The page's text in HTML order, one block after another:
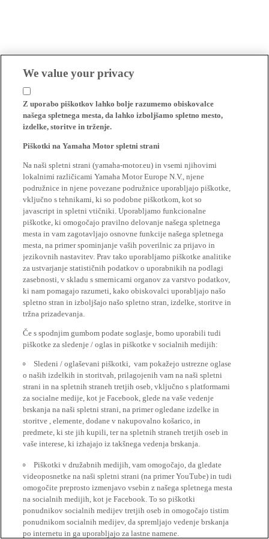
We value your privacy
Z uporabo piškotkov lahko bolje razumemo obiskovalce
našega spletnega mesta, da lahko izboljšamo spletno mesto,
izdelke, storitve in trženje.
Piškotki na Yamaha Motor spletni strani
Na naši spletni strani (yamaha-motor.eu) in vsemi njihovimi
lokalnimi različicami Yamaha Motor Europe N.V., njene
podružnice in njene povezane podružnice uporabljajo piškotke,
vključno s tehnikami, ki so podobne piškotkom, kot so
javascript in spletni vtičniki. Uporabljamo funkcionalne
piškotke, ki omogočajo pravilno delovanje našega spletnega
mesta in vam zagotavljajo osnovne funkcije našega spletnega
mesta, na primer spominjanje vaših poverilnic za prijavo in
jezikovnih nastavitev. Prav tako uporabljamo piškotke analitike
za ustvarjanje statističnih podatkov o uporabnikih na podlagi
zasebnosti, v skladu s smernicami organov za varstvo podatkov,
ki nam pomagajo razumeti, kako obiskovalci uporabljajo našo
spletno stran in izboljšajo našo spletno stran, izdelke, storitve in
tržna prizadevanja.
Če s spodnjim gumbom podate soglasje, bomo uporabili tudi
piškotke za sledenje / oglas in piškotke v socialnih medijih:
Sledeni / oglaševani piškotki, vam pokažejo ustrezne oglase
o naših izdelkih in storitvah, prilagojenih vam na naši spletni
strani in na spletnih straneh tretjih oseb, vključno s platformami
za socialne medije, kot je Facebook, glede na vaše vedenje
brskanja na naši spletni strani, na primer ogledane izdelke in
storitve , elemente, dodane v nakupovalno košarico, in
predmete, ki ste jih kupili, ter na spletnih straneh tretjih oseb in
vaše interese, ki izhajajo iz takšnega vedenja brskanja.
Piškotki v družabnih medijih, vam omogočajo, da gledate
videoposnetke na naši spletni strani (na primer YouTube) in tudi
omogočite preprosto izmenjavo vsebin z našega spletnega mesta
na socialnih medijih, kot je Facebook. To so piškotki
ponudnikov socialnih medijev tretjih oseb in omogočajo tistim
ponudnikom socialnih medijev, da spremljajo vedenje brskanja
po internetu in ga uporabljajo za lastne namene.